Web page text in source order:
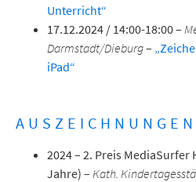
Unterricht“
17.12.2024 / 14:00-18:00 –
Darmstadt/Dieburg–
iPad“
AUSZEICHNUNGEN
2024 – 2. Preis
Jahre) – Kath.